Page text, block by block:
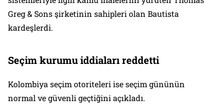
Greg & Sons şirketinin sahipleri olan Bautista
kardeşlerdi.
Seçim kurumu iddiaları reddetti
Kolombiya seçim otoriteleri ise seçim gününün
normal ve güvenli geçtiğini açıkladı.